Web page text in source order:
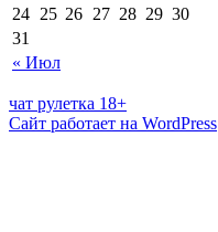
« Июл
24 25 26 27 28 29 30
31
чат рулетка 18+
Сайт работает на WordPress